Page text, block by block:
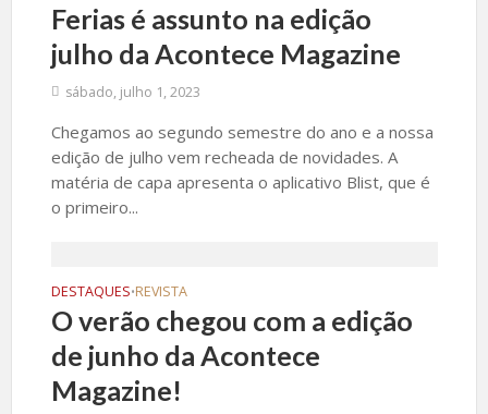
Ferias é assunto na edição
julho da Acontece Magazine
sábado, julho 1, 2023
Chegamos ao segundo semestre do ano e a nossa
edição de julho vem recheada de novidades. A
matéria de capa apresenta o aplicativo Blist, que é
o primeiro...
DESTAQUES•REVISTA
O verão chegou com a edição
de junho da Acontece
Magazine!